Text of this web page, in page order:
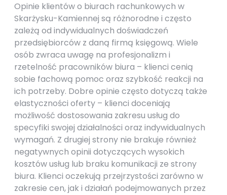
Opinie klientów o biurach rachunkowych w
Skarżysku-Kamiennej są różnorodne i często
zależą od indywidualnych doświadczeń
przedsiębiorców z daną firmą księgową. Wiele
osób zwraca uwagę na profesjonalizm i
rzetelność pracowników biura – klienci cenią
sobie fachową pomoc oraz szybkość reakcji na
ich potrzeby. Dobre opinie często dotyczą także
elastyczności oferty – klienci doceniają
możliwość dostosowania zakresu usług do
specyfiki swojej działalności oraz indywidualnych
wymagań. Z drugiej strony nie brakuje również
negatywnych opinii dotyczących wysokich
kosztów usług lub braku komunikacji ze strony
biura. Klienci oczekują przejrzystości zarówno w
zakresie cen, jak i działań podejmowanych przez